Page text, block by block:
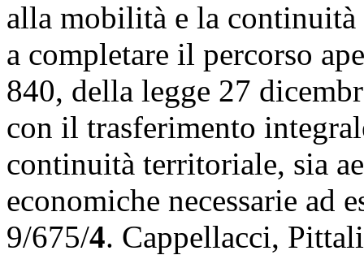
alla mobilità e la
a completare il percorso
840, della legge 27
con il trasferimento
continuità territoriale, sia
economiche necessarie ad
9/675/4. Cappellacci,